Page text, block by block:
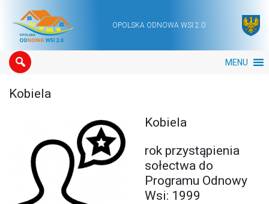
Main NavigationOPOLSKA ODNOWA WSI 2.0
MENU
Kobiela
Kobiela
rok przystąpienia
sołectwa do
Programu Odnowy
Wsi: 1999